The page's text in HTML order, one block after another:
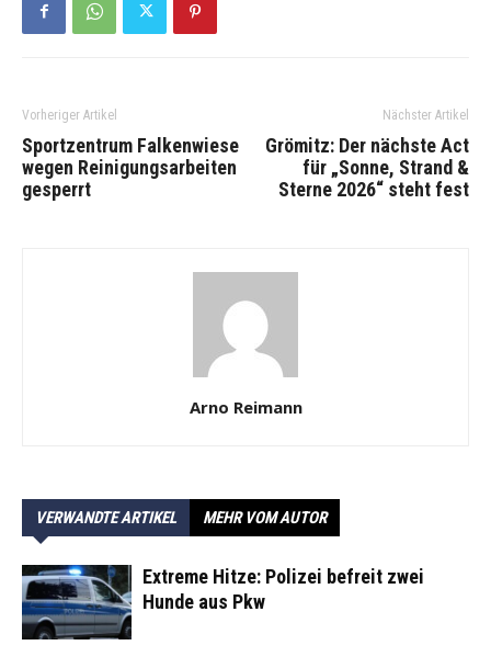
Vorheriger Artikel
Sportzentrum Falkenwiese
wegen Reinigungsarbeiten
gesperrt
Nächster Artikel
Grömitz: Der nächste Act
für „Sonne, Strand &
Sterne 2026“ steht fest
Arno Reimann
VERWANDTE ARTIKEL MEHR VOM AUTOR
Extreme Hitze: Polizei befreit zwei
Hunde aus Pkw